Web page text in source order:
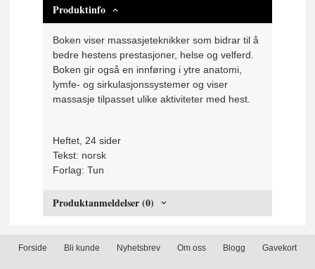
Produktinfo
Boken viser massasjeteknikker som bidrar til å
bedre hestens prestasjoner, helse og velferd.
Boken gir også en innføring i ytre anatomi,
lymfe- og sirkulasjonssystemer og viser
massasje tilpasset ulike aktiviteter med hest.
Heftet, 24 sider
Tekst: norsk
Forlag: Tun
Produktanmeldelser (0)
Forside Bli kunde Nyhetsbrev Om oss Blogg Gavekort